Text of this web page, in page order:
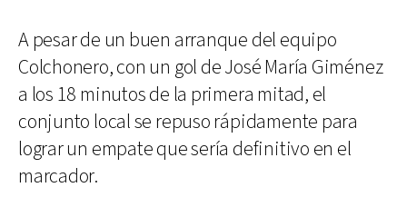
A pesar de un buen arranque del equipo
Colchonero, con un gol de José María Giménez
a los 18 minutos de la primera mitad, el
conjunto local se repuso rápidamente para
lograr un empate que sería definitivo en el
marcador.